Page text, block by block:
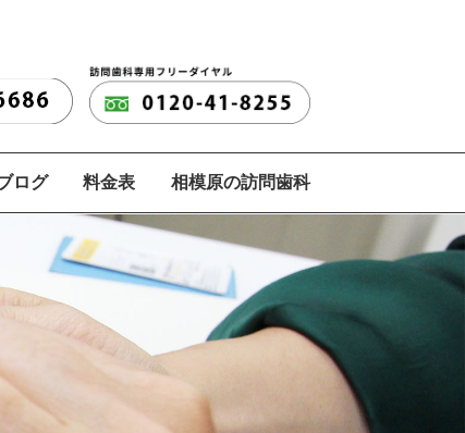
ログ 料金表 相模原の訪問歯科